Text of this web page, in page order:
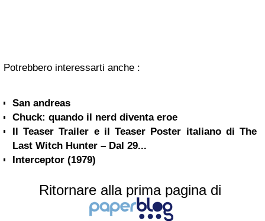
Potrebbero interessarti anche :
San andreas
Chuck: quando il nerd diventa eroe
Il Teaser Trailer e il Teaser Poster italiano di The
Last Witch Hunter – Dal 29...
Interceptor (1979)
Ritornare alla prima pagina di